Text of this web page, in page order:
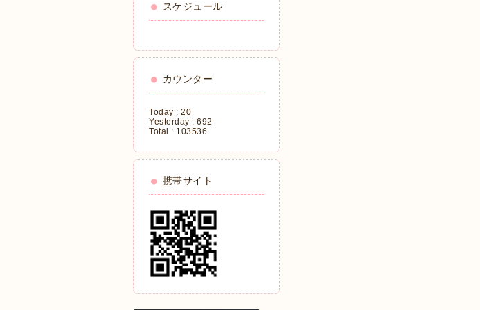
スケジュール
カウンター
Today : 20
Yesterday : 692
Total : 103536
携帯サイト